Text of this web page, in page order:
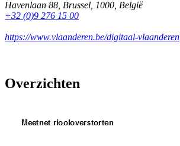
Havenlaan 88 Brussel 1000 België
+32 (0)9 276 15 00
https://www.vlaanderen.be/digitaal-vlaanderen
Overzichten